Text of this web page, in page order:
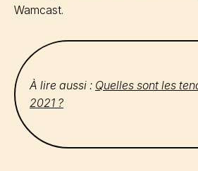
Wamcast.
À lire aussi : Quelles sont les
2021 ?